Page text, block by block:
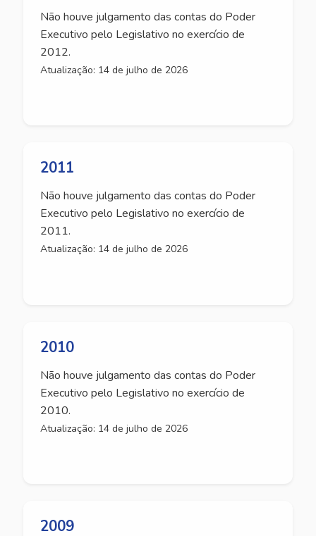
Não houve julgamento das contas do Poder
Executivo pelo Legislativo no exercício de
2012.
Atualização: 14 de julho de 2026
2011
Não houve julgamento das contas do Poder
Executivo pelo Legislativo no exercício de
2011.
Atualização: 14 de julho de 2026
2010
Não houve julgamento das contas do Poder
Executivo pelo Legislativo no exercício de
2010.
Atualização: 14 de julho de 2026
2009